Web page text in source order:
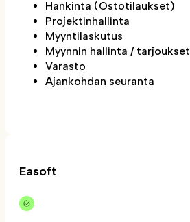
Hankinta (Ostotilaukset)
Projektinhallinta
Myyntilaskutus
Myynnin hallinta / tarjoukset
Varasto
Ajankohdan seuranta
Easoft